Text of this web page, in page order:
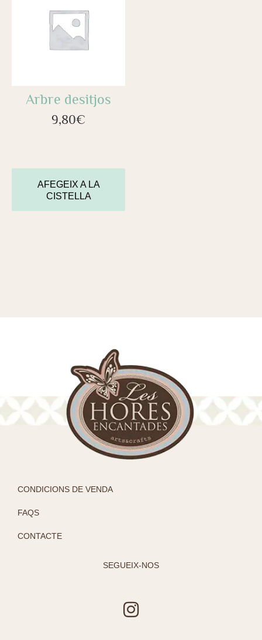
Arbre desitjos
9,80€
AFEGEIX A LA
CISTELLA
CONDICIONS DE VENDA
FAQS
CONTACTE
SEGUEIX-NOS
I
n